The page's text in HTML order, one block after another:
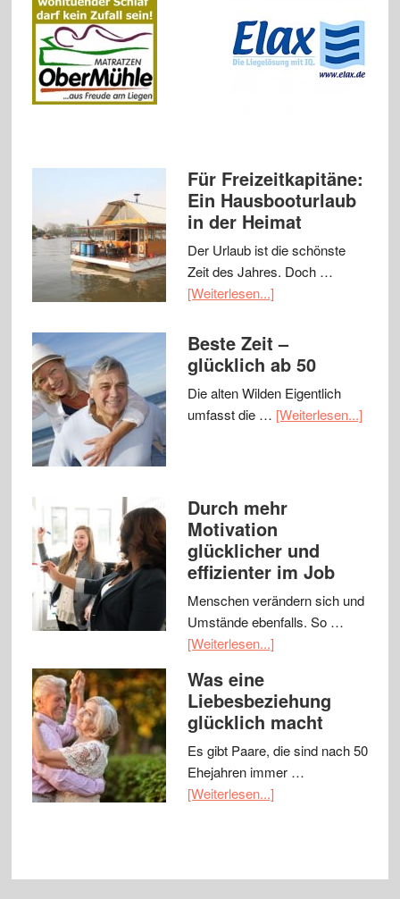
Für Freizeitkapitäne:
Ein Hausbooturlaub
in der Heimat
Der Urlaub ist die schönste
Zeit des Jahres. Doch …
[Weiterlesen...]
Beste Zeit –
glücklich ab 50
Die alten Wilden Eigentlich
umfasst die … [Weiterlesen...]
Durch mehr
Motivation
glücklicher und
effizienter im Job
Menschen verändern sich und
Umstände ebenfalls. So …
[Weiterlesen...]
Was eine
Liebesbeziehung
glücklich macht
Es gibt Paare, die sind nach 50
Ehejahren immer …
[Weiterlesen...]